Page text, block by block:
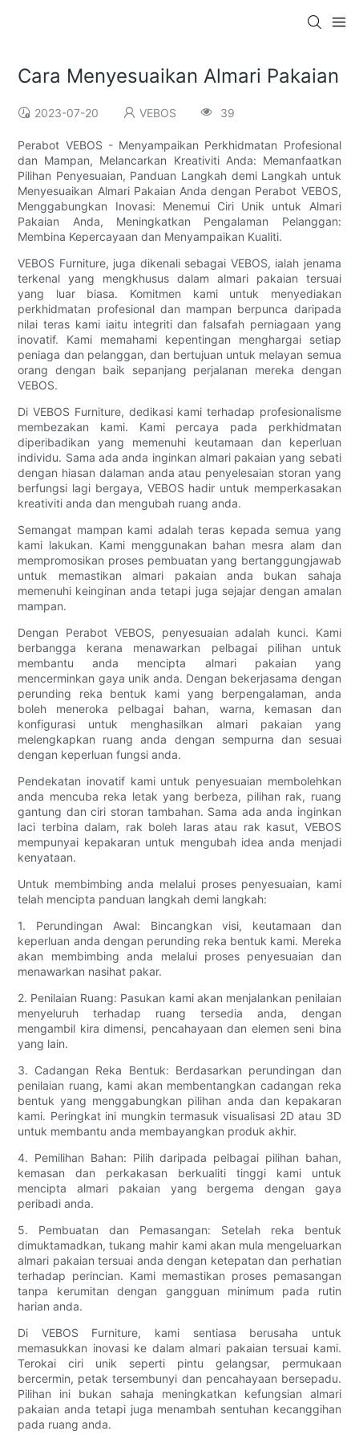
Cara Menyesuaikan Almari Pakaian
2023-07-20 VEBOS 39
Perabot VEBOS - Menyampaikan Perkhidmatan Profesional
dan Mampan, Melancarkan Kreativiti Anda: Memanfaatkan
Pilihan Penyesuaian, Panduan Langkah demi Langkah untuk
Menyesuaikan Almari Pakaian Anda dengan Perabot VEBOS,
Menggabungkan Inovasi: Menemui Ciri Unik untuk Almari
Pakaian Anda, Meningkatkan Pengalaman Pelanggan:
Membina Kepercayaan dan Menyampaikan Kualiti.
VEBOS Furniture, juga dikenali sebagai VEBOS, ialah jenama
terkenal yang mengkhusus dalam almari pakaian tersuai
yang luar biasa. Komitmen kami untuk menyediakan
perkhidmatan profesional dan mampan berpunca daripada
nilai teras kami iaitu integriti dan falsafah perniagaan yang
inovatif. Kami memahami kepentingan menghargai setiap
peniaga dan pelanggan, dan bertujuan untuk melayan semua
orang dengan baik sepanjang perjalanan mereka dengan
VEBOS.
Di VEBOS Furniture, dedikasi kami terhadap profesionalisme
membezakan kami. Kami percaya pada perkhidmatan
diperibadikan yang memenuhi keutamaan dan keperluan
individu. Sama ada anda inginkan almari pakaian yang sebati
dengan hiasan dalaman anda atau penyelesaian storan yang
berfungsi lagi bergaya, VEBOS hadir untuk memperkasakan
kreativiti anda dan mengubah ruang anda.
Semangat mampan kami adalah teras kepada semua yang
kami lakukan. Kami menggunakan bahan mesra alam dan
mempromosikan proses pembuatan yang bertanggungjawab
untuk memastikan almari pakaian anda bukan sahaja
memenuhi keinginan anda tetapi juga sejajar dengan amalan
mampan.
Dengan Perabot VEBOS, penyesuaian adalah kunci. Kami
berbangga kerana menawarkan pelbagai pilihan untuk
membantu anda mencipta almari pakaian yang
mencerminkan gaya unik anda. Dengan bekerjasama dengan
perunding reka bentuk kami yang berpengalaman, anda
boleh meneroka pelbagai bahan, warna, kemasan dan
konfigurasi untuk menghasilkan almari pakaian yang
melengkapkan ruang anda dengan sempurna dan sesuai
dengan keperluan fungsi anda.
Pendekatan inovatif kami untuk penyesuaian membolehkan
anda mencuba reka letak yang berbeza, pilihan rak, ruang
gantung dan ciri storan tambahan. Sama ada anda inginkan
laci terbina dalam, rak boleh laras atau rak kasut, VEBOS
mempunyai kepakaran untuk mengubah idea anda menjadi
kenyataan.
Untuk membimbing anda melalui proses penyesuaian, kami
telah mencipta panduan langkah demi langkah:
1. Perundingan Awal: Bincangkan visi, keutamaan dan
keperluan anda dengan perunding reka bentuk kami. Mereka
akan membimbing anda melalui proses penyesuaian dan
menawarkan nasihat pakar.
2. Penilaian Ruang: Pasukan kami akan menjalankan penilaian
menyeluruh terhadap ruang tersedia anda, dengan
mengambil kira dimensi, pencahayaan dan elemen seni bina
yang lain.
3. Cadangan Reka Bentuk: Berdasarkan perundingan dan
penilaian ruang, kami akan membentangkan cadangan reka
bentuk yang menggabungkan pilihan anda dan kepakaran
kami. Peringkat ini mungkin termasuk visualisasi 2D atau 3D
untuk membantu anda membayangkan produk akhir.
4. Pemilihan Bahan: Pilih daripada pelbagai pilihan bahan,
kemasan dan perkakasan berkualiti tinggi kami untuk
mencipta almari pakaian yang bergema dengan gaya
peribadi anda.
5. Pembuatan dan Pemasangan: Setelah reka bentuk
dimuktamadkan, tukang mahir kami akan mula mengeluarkan
almari pakaian tersuai anda dengan ketepatan dan perhatian
terhadap perincian. Kami memastikan proses pemasangan
tanpa kerumitan dengan gangguan minimum pada rutin
harian anda.
Di VEBOS Furniture, kami sentiasa berusaha untuk
memasukkan inovasi ke dalam almari pakaian tersuai kami.
Terokai ciri unik seperti pintu gelangsar, permukaan
bercermin, petak tersembunyi dan pencahayaan bersepadu.
Pilihan ini bukan sahaja meningkatkan kefungsian almari
pakaian anda tetapi juga menambah sentuhan kecanggihan
pada ruang anda.